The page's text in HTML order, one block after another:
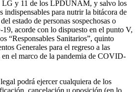
LG y 11 de los LPDUNAM, y salvo los
indispensables para nutrir la bitácora de
estado de personas sospechosas o
acorde con lo dispuesto en el punto V,
“Responsables Sanitarios”, quinto
Generales para el regreso a las
el marco de la pandemia de COVID-
podrá ejercer cualquiera de los